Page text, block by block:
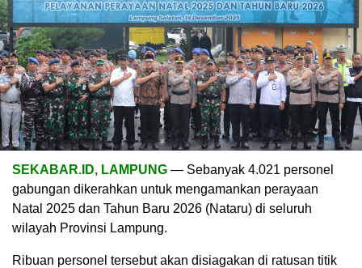
SEKABAR.ID, LAMPUNG — Sebanyak 4.021 personel
gabungan dikerahkan untuk mengamankan perayaan
Natal 2025 dan Tahun Baru 2026 (Nataru) di seluruh
wilayah Provinsi Lampung.
Ribuan personel tersebut akan disiagakan di ratusan titik